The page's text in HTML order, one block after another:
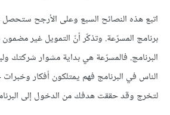
اتبع هذه النصائح السبع وعلى الأرجح
برنامج المسرّعة. وتذكّر أنّ التمويل غير
البرنامج. فالمسرّعة هي بداية مشوار شركتك
الناس في البرنامج فهم يمتلكون أفكار
لتخرج وقد حققت هدفك من الدخول إلى